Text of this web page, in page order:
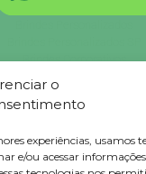
o
experiências, usamos
e/ou acessar
Brindes Corporativos
Brindes Corporativos SP
Brindes Promocionais
Brindes para Clientes
Brindes Executivos
Brindes Populares